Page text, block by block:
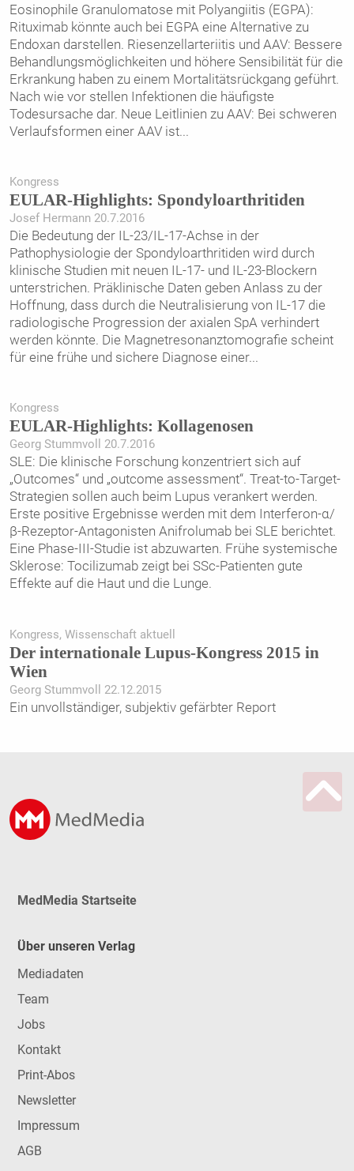
Eosinophile Granulomatose mit Polyangiitis (EGPA):
Rituximab könnte auch bei EGPA eine Alternative zu
Endoxan darstellen. Riesenzellarteriitis und AAV: Bessere
Behandlungsmöglichkeiten und höhere Sensibilität für die
Erkrankung ­haben zu einem Mortalitätsrückgang geführt.
Nach wie vor stellen Infektionen die häufigste
Todesursache dar. Neue Leitlinien zu AAV: Bei schweren
Verlaufsformen einer AAV ist...
Kongress
EULAR-Highlights: Spondyloarthritiden
Josef Hermann 20.7.2016
Die Bedeutung der IL-23/IL-17-Achse in der
Pathophysiologie der Spondyloarthritiden wird durch
klinische ­Studien mit neuen IL-17- und IL-23-Blockern
unterstrichen. Präklinische Daten geben Anlass zu der
Hoffnung, dass durch die Neutralisierung von IL-17 die
radiologische ­Progression der axialen SpA verhindert
werden könnte. Die Magnetresonanztomografie scheint
für eine frühe und sichere Diagnose einer...
Kongress
EULAR-Highlights: Kollagenosen
Georg Stummvoll 20.7.2016
SLE: Die klinische Forschung konzentriert sich auf
„Outcomes“ und „outcome assessment“. Treat-to-Target-
Strategien sollen auch beim Lupus verankert werden.
Erste positive Ergebnisse werden mit dem Interferon-α/
β-Rezeptor-Antagonisten Anifrolumab bei SLE berichtet.
Eine Phase-III-Studie ist abzuwarten. Frühe systemische
Sklerose: Tocilizumab zeigt bei SSc-Patienten gute
Effekte auf die Haut und die Lunge.
Kongress, Wissenschaft aktuell
Der internationale Lupus-Kongress 2015 in
Wien
Georg Stummvoll 22.12.2015
Ein unvollständiger, subjektiv gefärbter Report
MedMedia Startseite
Über unseren Verlag
Mediadaten
Team
Jobs
Kontakt
Print-Abos
Newsletter
Impressum
AGB